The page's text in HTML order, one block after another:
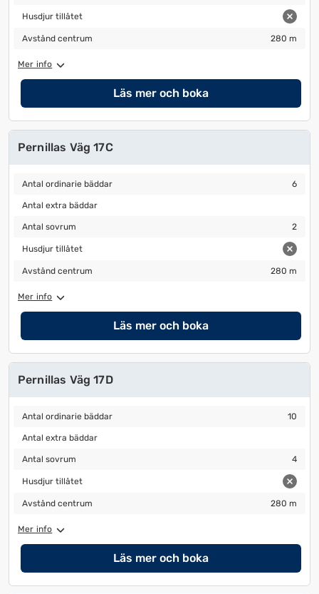
Husdjur tillåtet
Husdjur tillåtet
Avstånd centrum
Avstånd centrum 280 m
Mer info
Läs mer och boka
Pernillas Väg 17C
Antal ordinarie bäddar
Antal ordinarie bäddar 6
Antal extra bäddar
Antal extra bäddar
Antal sovrum
Antal sovrum 2
Husdjur tillåtet
Husdjur tillåtet
Avstånd centrum
Avstånd centrum 280 m
Mer info
Läs mer och boka
Pernillas Väg 17D
Antal ordinarie bäddar
Antal ordinarie bäddar 10
Antal extra bäddar
Antal extra bäddar
Antal sovrum
Antal sovrum 4
Husdjur tillåtet
Husdjur tillåtet
Avstånd centrum
Avstånd centrum 280 m
Mer info
Läs mer och boka